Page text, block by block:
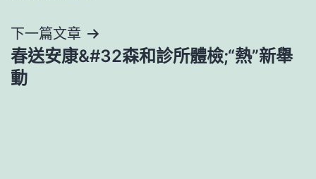
覽
下一篇文章
春送安康&#32森和診所體檢;“熱”新舉
動